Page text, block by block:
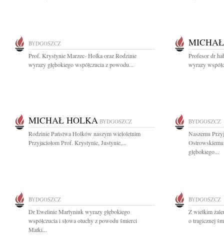
BYDGOSZCZ
Prof. Krystynie Marzec- Holka oraz Rodzinie
wyrazy głębokiego współczucia z powodu...
Profesor dr
wyrazy
MICHAŁ HOLKA BYDGOSZCZ
Rodzinie Państwa Holków naszym wieloletnim
Przyjaciołom Prof. Krystynie, Justynie,...
BYDGOSZCZ
Naszemu
głębokiego...
BYDGOSZCZ
Dr Ewelinie Martyniuk wyrazy głębokiego
współczucia i słowa otuchy z powodu śmierci
Matki...
BYDGOSZCZ
Z wielkim
o tragicznej